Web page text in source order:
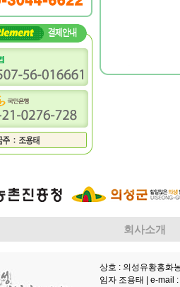
회사소개
상호 : 의성유황홍화
임자 조용태 | e-mail